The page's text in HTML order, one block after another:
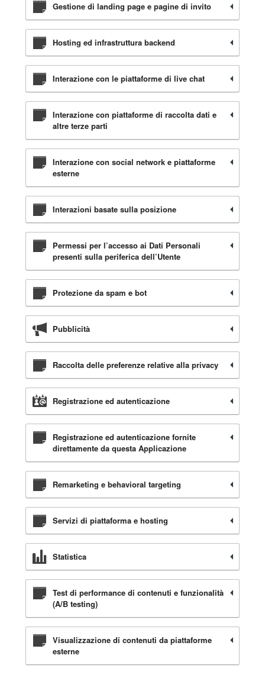
Gestione di landing page e pagine di invito
Hosting ed infrastruttura backend
Interazione con le piattaforme di live chat
Interazione con piattaforme di raccolta dati e
altre terze parti
Interazione con social network e piattaforme
esterne
Interazioni basate sulla posizione
Permessi per l’accesso ai Dati Personali
presenti sulla periferica dell’Utente
Protezione da spam e bot
Pubblicità
Raccolta delle preferenze relative alla privacy
Registrazione ed autenticazione
Registrazione ed autenticazione fornite
direttamente da questa Applicazione
Remarketing e behavioral targeting
Servizi di piattaforma e hosting
Statistica
Test di performance di contenuti e funzionalità
(A/B testing)
Visualizzazione di contenuti da piattaforme
esterne